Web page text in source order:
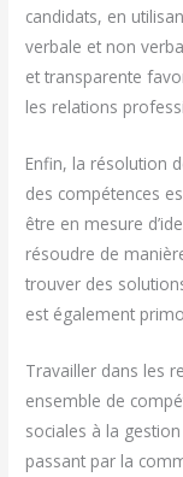
candidats, en
verbale et non
et transparente
les relations
Enfin, la résolution
des compétences
être en mesure
résoudre de
trouver des
est également
Travailler dans les
ensemble de
sociales à la
passant par la